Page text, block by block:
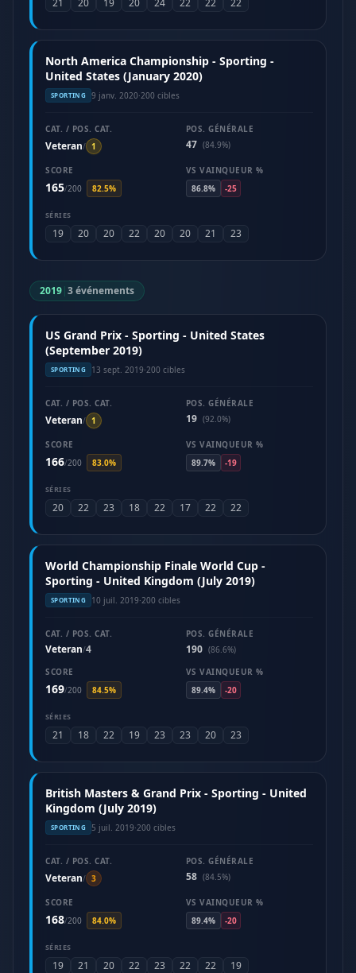
21 20 19 20 24 22 22 22
North America Championship - Sporting -
United States (January 2020)
SPORTING 9 janv. 2020·200 cibles
CAT. / POS. CAT.
Veteran/ 1
POS. GÉNÉRALE
47 (84.9%)
SCORE
165/200 82.5%
VS VAINQUEUR %
86.8%
-25
SÉRIES
19 20 20 22 20 20 21 23
2019|3 événements
US Grand Prix - Sporting - United States
(September 2019)
SPORTING 13 sept. 2019·200 cibles
CAT. / POS. CAT.
Veteran/ 1
POS. GÉNÉRALE
19 (92.0%)
SCORE
166/200 83.0%
VS VAINQUEUR %
89.7%
-19
SÉRIES
20 22 23 18 22 17 22 22
World Championship Finale World Cup -
Sporting - United Kingdom (July 2019)
SPORTING 10 juil. 2019·200 cibles
CAT. / POS. CAT.
Veteran/4
POS. GÉNÉRALE
190 (86.6%)
SCORE
169/200 84.5%
VS VAINQUEUR %
89.4%
-20
SÉRIES
21 18 22 19 23 23 20 23
British Masters & Grand Prix - Sporting - United
Kingdom (July 2019)
SPORTING 5 juil. 2019·200 cibles
CAT. / POS. CAT.
Veteran/ 3
POS. GÉNÉRALE
58 (84.5%)
SCORE
168/200 84.0%
VS VAINQUEUR %
89.4%
-20
SÉRIES
19 21 20 22 23 22 22 19